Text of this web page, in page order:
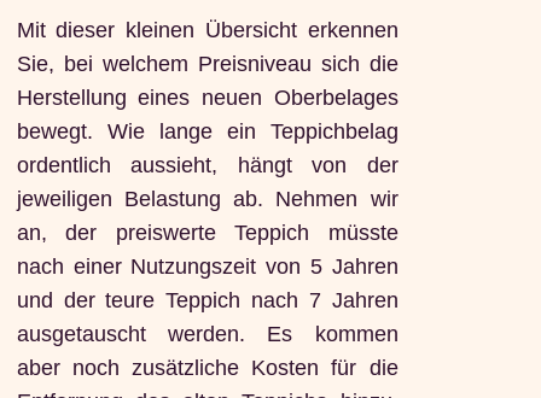
Mit dieser kleinen Übersicht erkennen
Sie, bei welchem Preisniveau sich die
Herstellung eines neuen Oberbelages
bewegt. Wie lange ein Teppichbelag
ordentlich aussieht, hängt von der
jeweiligen Belastung ab. Nehmen wir
an, der preiswerte Teppich müsste
nach einer Nutzungszeit von 5 Jahren
und der teure Teppich nach 7 Jahren
ausgetauscht werden. Es kommen
aber noch zusätzliche Kosten für die